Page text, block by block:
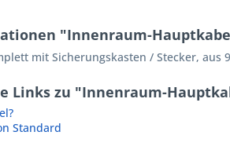
"Innenraum-
mit Sicherungskasten / Stecker, aus
Links zu "Innenraum-
Standard